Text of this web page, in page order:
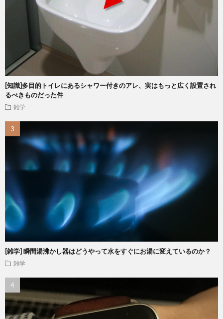
[知識]多目的トイレにあるシャワー付きのアレ、実はもっと広く設置され
るべきものだった件
雑学
[雑学] 瞬間湯沸かし器はどうやって水をすぐにお湯に変えているのか？
雑学